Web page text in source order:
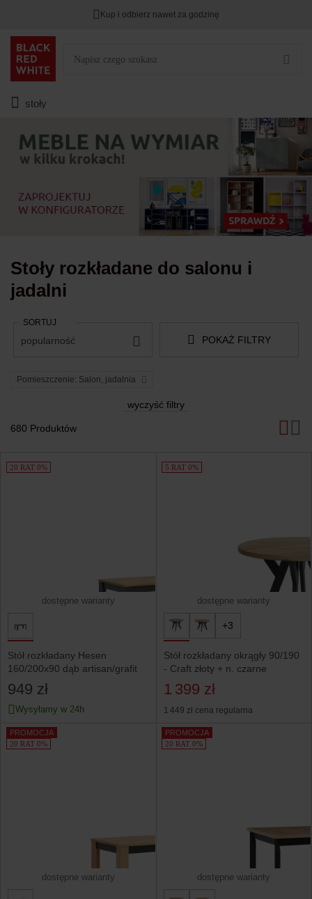
HITY DNIA przy zapisie na Newsletter.
Kup i odbierz nawet za godzinę
stoły
Stoły rozkładane do salonu i
jadalni
680 Produktów
POKAŻ FILTRY
Pomieszczenie: Salon, jadalnia
wyczyść filtry
SORTUJ
popularność
Produkty
20 RAT 0%
dostępne warianty
Stół rozkładany Hesen
160/200x90 dąb artisan/grafit
949 zł
Wysyłamy w 24h
5 RAT 0%
dostępne warianty
+3
Stół rozkładany okrągły 90/190
- Craft złoty + n. czarne
1 399 zł
1 449 zł cena regularna
PROMOCJA
20 RAT 0%
dostępne warianty
PROMOCJA
20 RAT 0%
dostępne warianty